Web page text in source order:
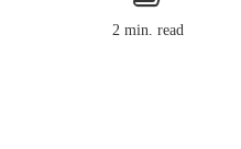
2 min. read